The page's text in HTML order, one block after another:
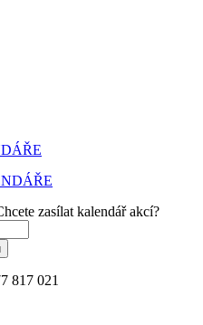
zasílat kalendář akcí?
817 021